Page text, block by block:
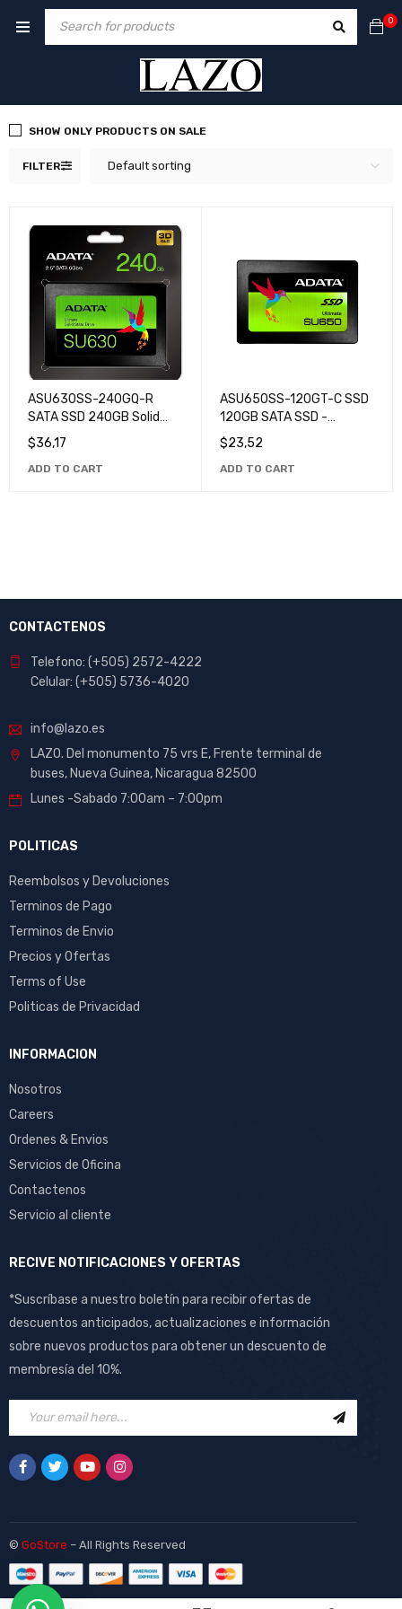
0
FILTER Default sorting
SHOW ONLY PRODUCTS ON SALE
ASU630SS-240GQ-R
SATA SSD 240GB Solid
State Drive: Fast and
Durable to Enhance Your
Computer
$36,17
ADD TO CART
ASU650SS-120GT-C SSD
120GB SATA SSD -
Improve Your Computer's
Performance
$23,52
ADD TO CART
CONTACTENOS
Telefono: (+505) 2572-4222
Celular: (+505) 5736-4020
info@lazo.es
LAZO. Del monumento 75 vrs E, Frente terminal de
buses, Nueva Guinea, Nicaragua 82500
Lunes -Sabado 7:00am – 7:00pm
POLITICAS
Reembolsos y Devoluciones
Terminos de Pago
Terminos de Envio
Precios y Ofertas
Terms of Use
Politicas de Privacidad
INFORMACION
Nosotros
Careers
Ordenes & Envios
Servicios de Oficina
Contactenos
Servicio al cliente
RECIVE NOTIFICACIONES Y OFERTAS
*Suscríbase a nuestro boletín para recibir ofertas de
descuentos anticipados, actualizaciones e información
sobre nuevos productos para obtener un descuento de
membresía del 10%.
© GoStore – All Rights Reserved